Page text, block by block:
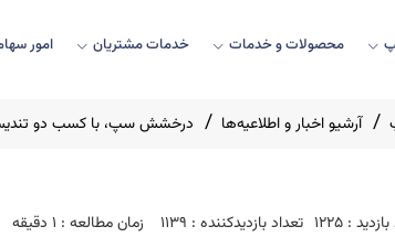
محصولات و خدمات خدمات مشتریان امور
آرشیو اخبار و اطلاعیه‌ها درخشش سپ، با کسب دو تندیس
: 1225 تعداد بازدیدکننده : 1139 زمان مطالعه : 1 دقیقه